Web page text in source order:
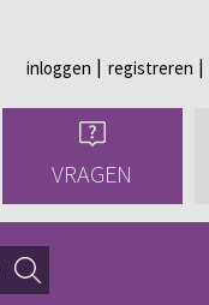
inloggen registreren
VRAGEN